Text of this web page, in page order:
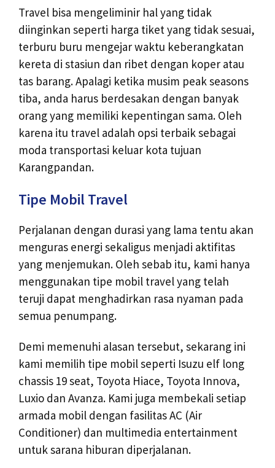
Travel bisa mengeliminir hal yang tidak
diinginkan seperti harga tiket yang tidak sesuai,
terburu buru mengejar waktu keberangkatan
kereta di stasiun dan ribet dengan koper atau
tas barang. Apalagi ketika musim peak seasons
tiba, anda harus berdesakan dengan banyak
orang yang memiliki kepentingan sama. Oleh
karena itu travel adalah opsi terbaik sebagai
moda transportasi keluar kota tujuan
Karangpandan.
Tipe Mobil Travel
Perjalanan dengan durasi yang lama tentu akan
menguras energi sekaligus menjadi aktifitas
yang menjemukan. Oleh sebab itu, kami hanya
menggunakan tipe mobil travel yang telah
teruji dapat menghadirkan rasa nyaman pada
semua penumpang.
Demi memenuhi alasan tersebut, sekarang ini
kami memilih tipe mobil seperti Isuzu elf long
chassis 19 seat, Toyota Hiace, Toyota Innova,
Luxio dan Avanza. Kami juga membekali setiap
armada mobil dengan fasilitas AC (Air
Conditioner) dan multimedia entertainment
untuk sarana hiburan diperjalanan.